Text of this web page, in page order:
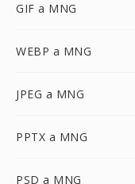
GIF a MNG
WEBP a MNG
JPEG a MNG
PPTX a MNG
PSD a MNG